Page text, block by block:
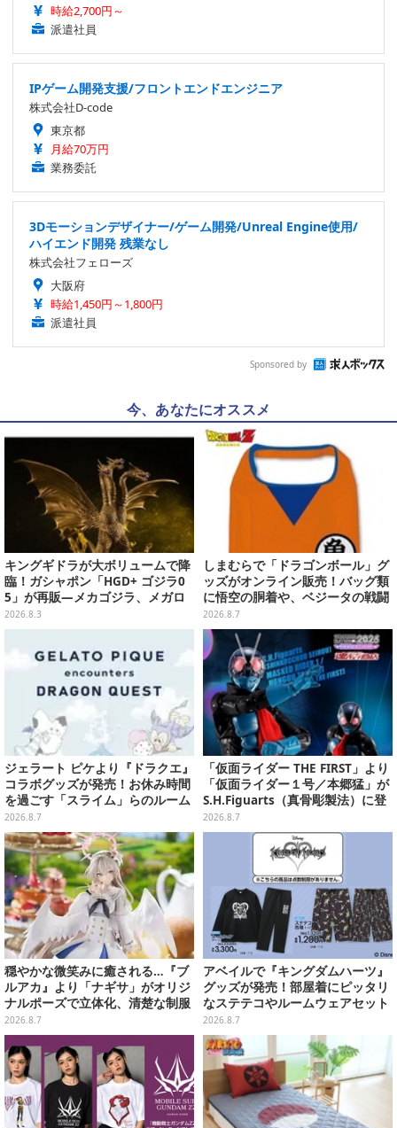
時給2,700円～
派遣社員
IPゲーム開発支援/フロントエンドエンジニア
株式会社D-code
東京都
月給70万円
業務委託
3Dモーションデザイナー/ゲーム開発/Unreal Engine使用/
ハイエンド開発 残業なし
株式会社フェローズ
大阪府
時給1,450円～1,800円
派遣社員
Sponsored by
今、あなたにオススメ
キングギドラが大ボリュームで降
臨！ガシャポン「HGD+ ゴジラ0
5」が再販―メカゴジラ、メガロ
なども揃った全4種
2026.8.3
しまむらで「ドラゴンボール」グ
ッズがオンライン販売！バッグ類
に悟空の胴着や、ベジータの戦闘
服を大胆デザイン
2026.8.7
ジェラート ピケより『ドラクエ』
コラボグッズが発売！お休み時間
を過ごす「スライム」らのルーム
ウェア、雑貨など多数ラインナッ
プ
2026.8.7
「仮面ライダー THE FIRST」より
「仮面ライダー１号／本郷猛」が
S.H.Figuarts（真骨彫製法）に登
場！8月18日より予約受付開始
2026.8.7
穏やかな微笑みに癒される…『ブ
ルアカ』より「ナギサ」がオリジ
ナルポーズで立体化、清楚な制服
は白の彩色にこだわり
2026.8.7
アベイルで『キングダムハーツ』
グッズが発売！部屋着にピッタリ
なステテコやルームウェアセット
2026.8.7